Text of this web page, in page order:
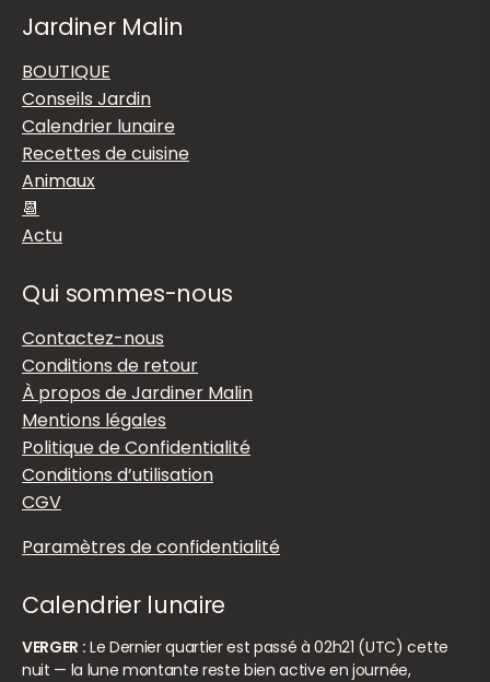
Jardiner Malin
BOUTIQUE
Conseils Jardin
Calendrier lunaire
Recettes de cuisine
Animaux
📆
Actu
Qui sommes-nous
Contactez-nous
Conditions de retour
À propos de Jardiner Malin
Mentions légales
Politique de Confidentialité
Conditions d’utilisation
CGV
Paramètres de confidentialité
Calendrier lunaire
VERGER : Le Dernier quartier est passé à 02h21 (UTC) cette
nuit — la lune montante reste bien active en journée,